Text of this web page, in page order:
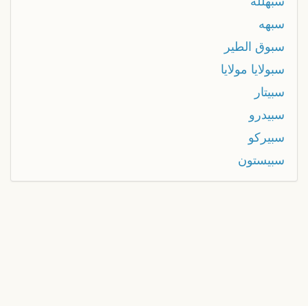
سبهه
سبوق الطير
سبولايا مولايا
سبيتار
سبيدرو
سبيركو
سبيستون